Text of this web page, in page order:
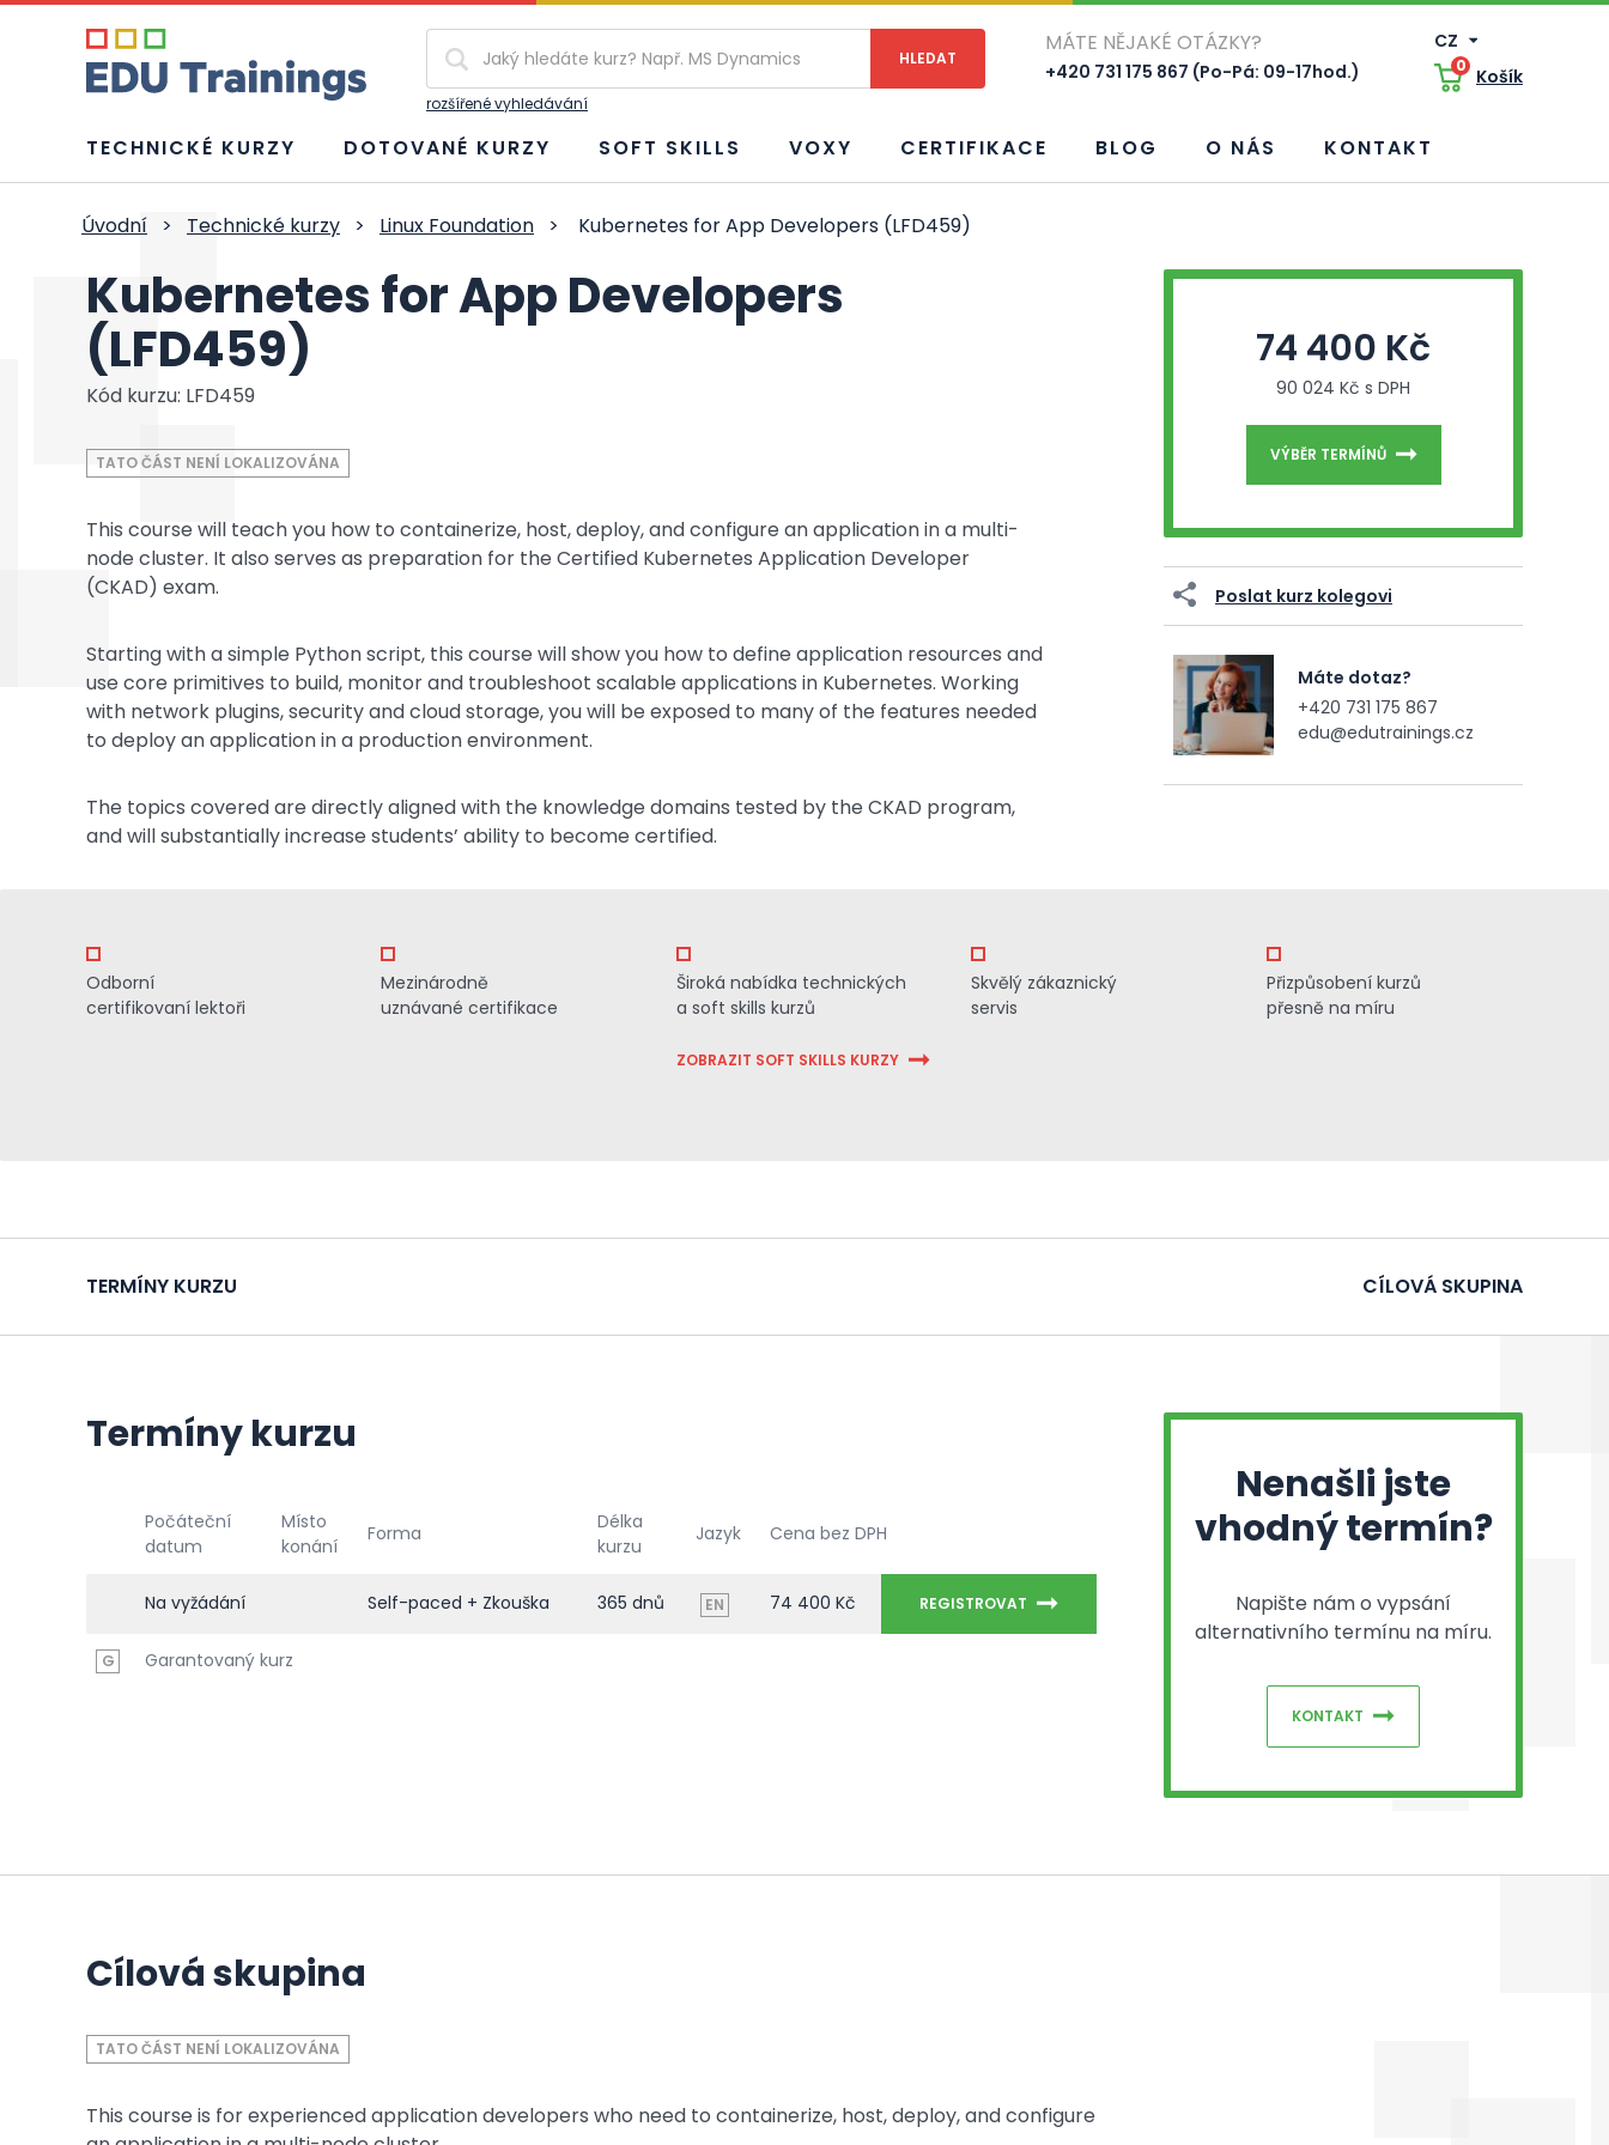
rozšířené vyhledávání
MÁTE NĚJAKÉ OTÁZKY?
+420 731 175 867 (Po-Pá: 09-17hod.)
CZ
0 Košík
TECHNICKÉ KURZY DOTOVANÉ KURZY SOFT SKILLS VOXY CERTIFIKACE BLOG O NÁS KONTAKT
Úvodní > Technické kurzy > Linux Foundation > Kubernetes for App Developers (LFD459)
Kubernetes for App Developers
(LFD459)
Kód kurzu: LFD459
TATO ČÁST NENÍ LOKALIZOVÁNA
This course will teach you how to containerize, host, deploy, and configure an application in a multi-
node cluster. It also serves as preparation for the Certified Kubernetes Application Developer
(CKAD) exam.
Starting with a simple Python script, this course will show you how to define application resources and
use core primitives to build, monitor and troubleshoot scalable applications in Kubernetes. Working
with network plugins, security and cloud storage, you will be exposed to many of the features needed
to deploy an application in a production environment.
The topics covered are directly aligned with the knowledge domains tested by the CKAD program,
and will substantially increase students’ ability to become certified.
74 400 Kč
90 024 Kč s DPH
VÝBĚR TERMÍNŮ
Poslat kurz kolegovi
Máte dotaz?
+420 731 175 867
edu@edutrainings.cz
Odborní
certifikovaní lektoři
Mezinárodně
uznávané certifikace
Široká nabídka technických
a soft skills kurzů
ZOBRAZIT SOFT SKILLS KURZY
Skvělý zákaznický
servis
Přizpůsobení kurzů
přesně na míru
TERMÍNY KURZU CÍLOVÁ SKUPINA
Termíny kurzu
Počáteční
datum
Místo
konání
Forma
Délka
kurzu
Jazyk Cena bez DPH
Na vyžádání Self-paced + Zkouška 365 dnů EN 74 400 Kč REGISTROVAT
G Garantovaný kurz
Nenašli jste
vhodný termín?
Napište nám o vypsání
alternativního termínu na míru.
KONTAKT
Cílová skupina
TATO ČÁST NENÍ LOKALIZOVÁNA
This course is for experienced application developers who need to containerize, host, deploy, and configure